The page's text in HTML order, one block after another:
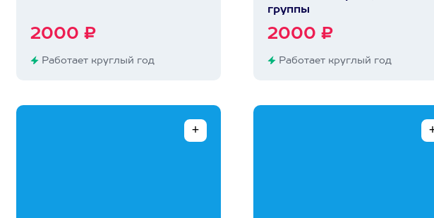
2000 ₽
Работает круглый год
группы
2000 ₽
Работает круглый год